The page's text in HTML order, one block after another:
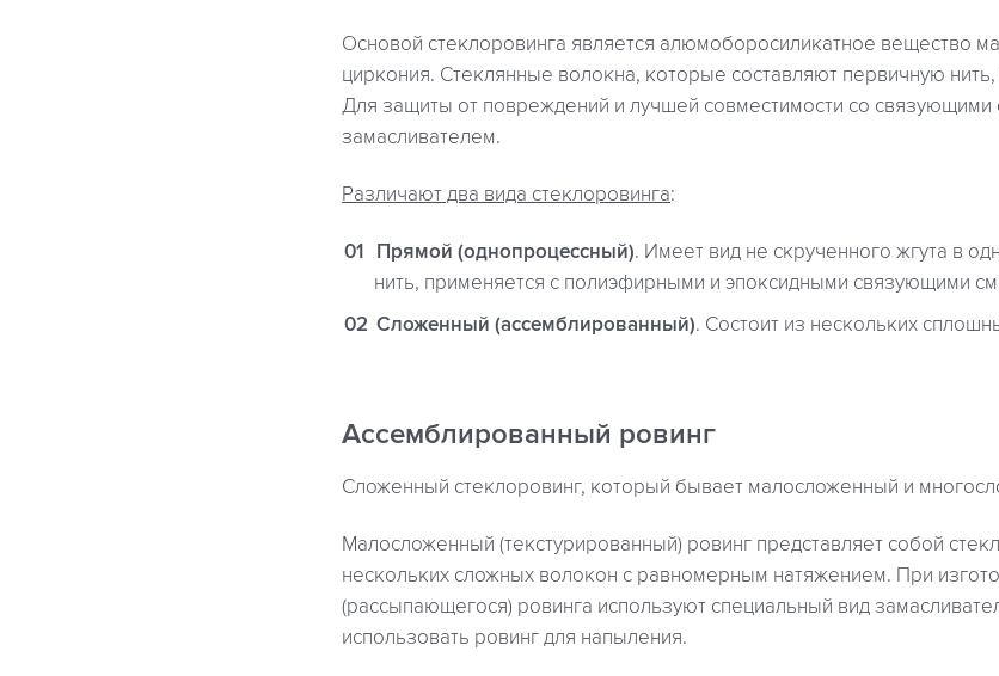
Основой стеклоровинга является алюмоборосиликатное вещество
циркония. Стеклянные волокна, которые составляют первичную
Для защиты от повреждений и лучшей совместимости со
замасливателем.
Различают два вида стеклоровинга:
Прямой (однопроцессный). Имеет вид не скрученного жгута в
нить, применяется с полиэфирными и эпоксидными связующими
Сложенный (ассемблированный). Состоит из нескольких
Ассемблированный ровинг
Сложенный стеклоровинг, который бывает малосложенный и
Малосложенный (текстурированный) ровинг представляет собой
нескольких сложных волокон с равномерным натяжением. При
(рассыпающегося) ровинга используют специальный вид
использовать ровинг для напыления.